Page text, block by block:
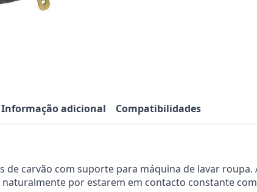
Informação adicional Compatibilidades
de carvão com suporte para máquina de lavar
por estarem em contacto constante